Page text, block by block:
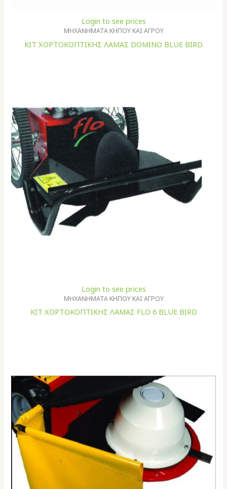
Login to see prices
ΜΗΧΑΝΗΜΑΤΑ ΚΗΠΟΥ ΚΑΙ ΑΓΡΟΥ
ΚΙΤ ΧΟΡΤΟΚΟΠΤΙΚΗΣ ΛΑΜΑΣ DOMINO BLUE BIRD
Login to see prices
ΜΗΧΑΝΗΜΑΤΑ ΚΗΠΟΥ ΚΑΙ ΑΓΡΟΥ
ΚΙΤ ΧΟΡΤΟΚΟΠΤΙΚΗΣ ΛΑΜΑΣ FLO 6 BLUE BIRD